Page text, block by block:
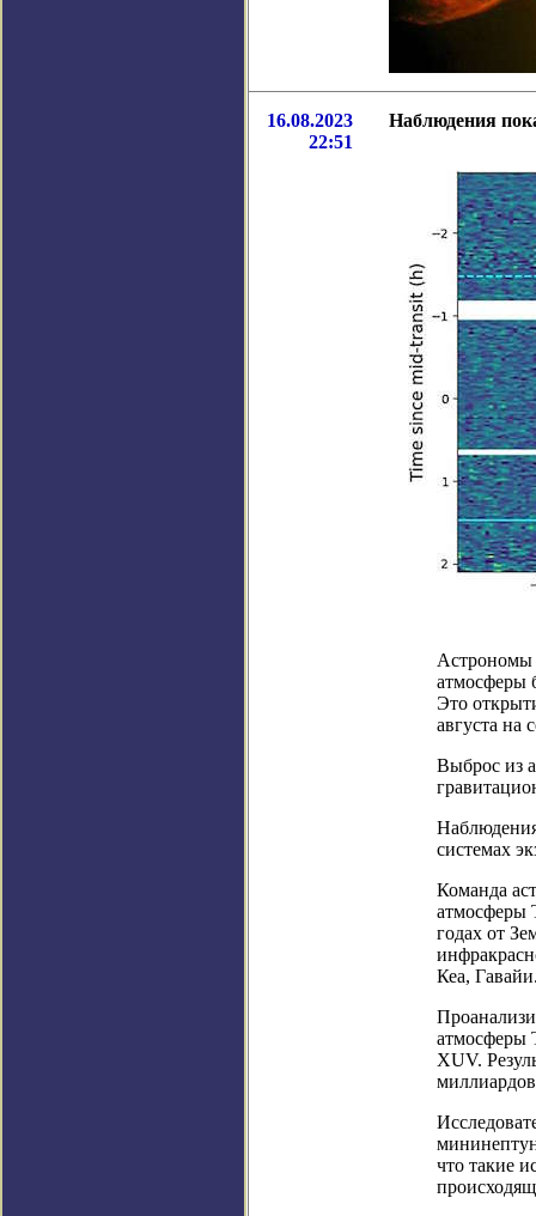
16.08.2023
22:51
Наблюдения
Астрономы
атмосферы
Это
августа на
Выброс из
системах
Команда
атмосферы
годах от
Кеа,
атмосферы
XUV.
что такие